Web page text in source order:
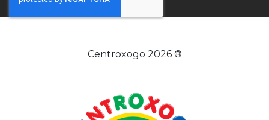
Centroxogo 2026 ®